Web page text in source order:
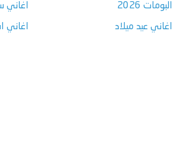
البومات 2026
اغاني عيد ميلاد
اغاني
اغاني